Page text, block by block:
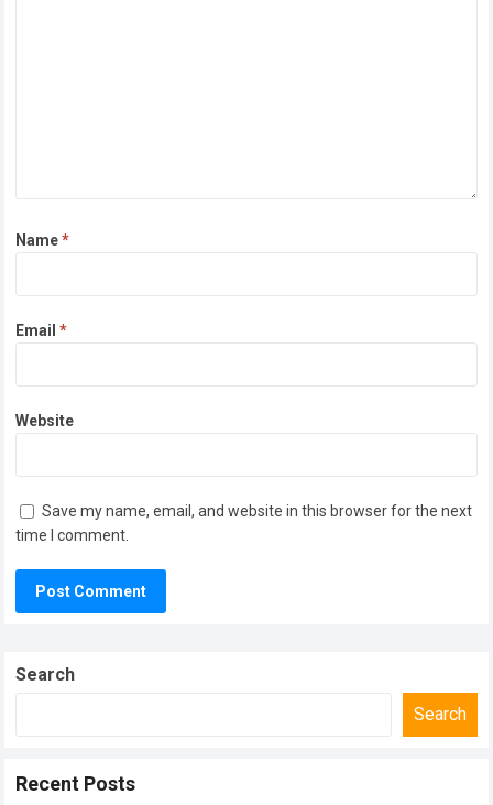
Name*
Email*
Website
Save my name, email, and website in this browser for the next
time I comment.
Search
Search
Recent Posts